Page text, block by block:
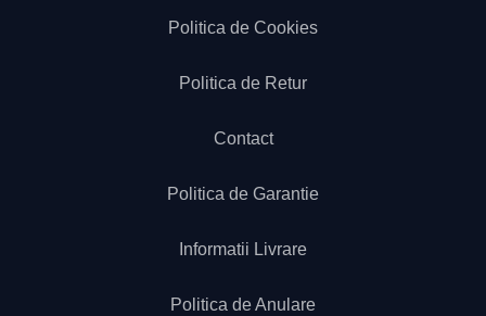
Politica de Cookies
Politica de Retur
Contact
Politica de Garantie
Informatii Livrare
Politica de Anulare